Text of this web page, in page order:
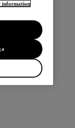
information